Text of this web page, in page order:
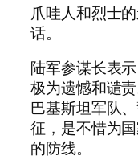
爪哇人和烈士
话。
陆军参谋长表
极为遗憾和谴责
巴基斯坦军队
征，是不惜为
的防线。